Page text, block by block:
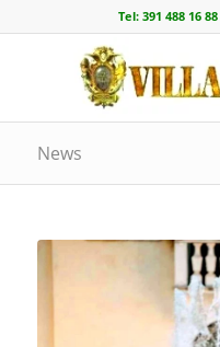
Tel: 391 488 16 88
News